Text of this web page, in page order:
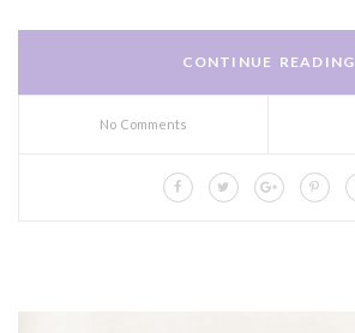
CONTINUE READING
No Comments